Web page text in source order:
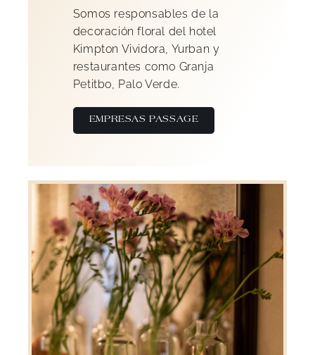
Somos responsables de la
decoración floral del hotel
Kimpton Vividora, Yurban y
restaurantes como Granja
Petitbo, Palo Verde.
EMPRESAS PASSAGE